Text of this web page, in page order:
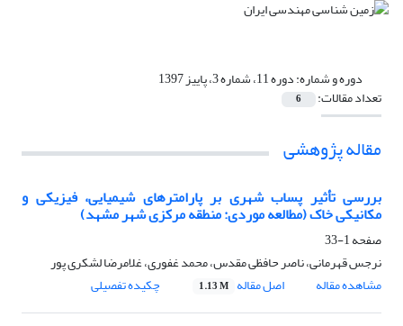
دوره و شماره:دوره 11، شماره 3، پاییز 1397
تعداد مقالات: 6
مقاله پژوهشی
بررسی تأثیر پساب شهری بر پارامترهای شیمیایی، فیزیکی و
مکانیکی خاک (مطالعه موردی: منطقه مرکزی شهر مشهد)
صفحه1-33
نرجس قهرمانی، ناصر حافظی مقدس، محمد غفوری، غلامرضا لشکری پور
مشاهده مقاله
اصل مقاله 1.13 M چکیده تفصیلی